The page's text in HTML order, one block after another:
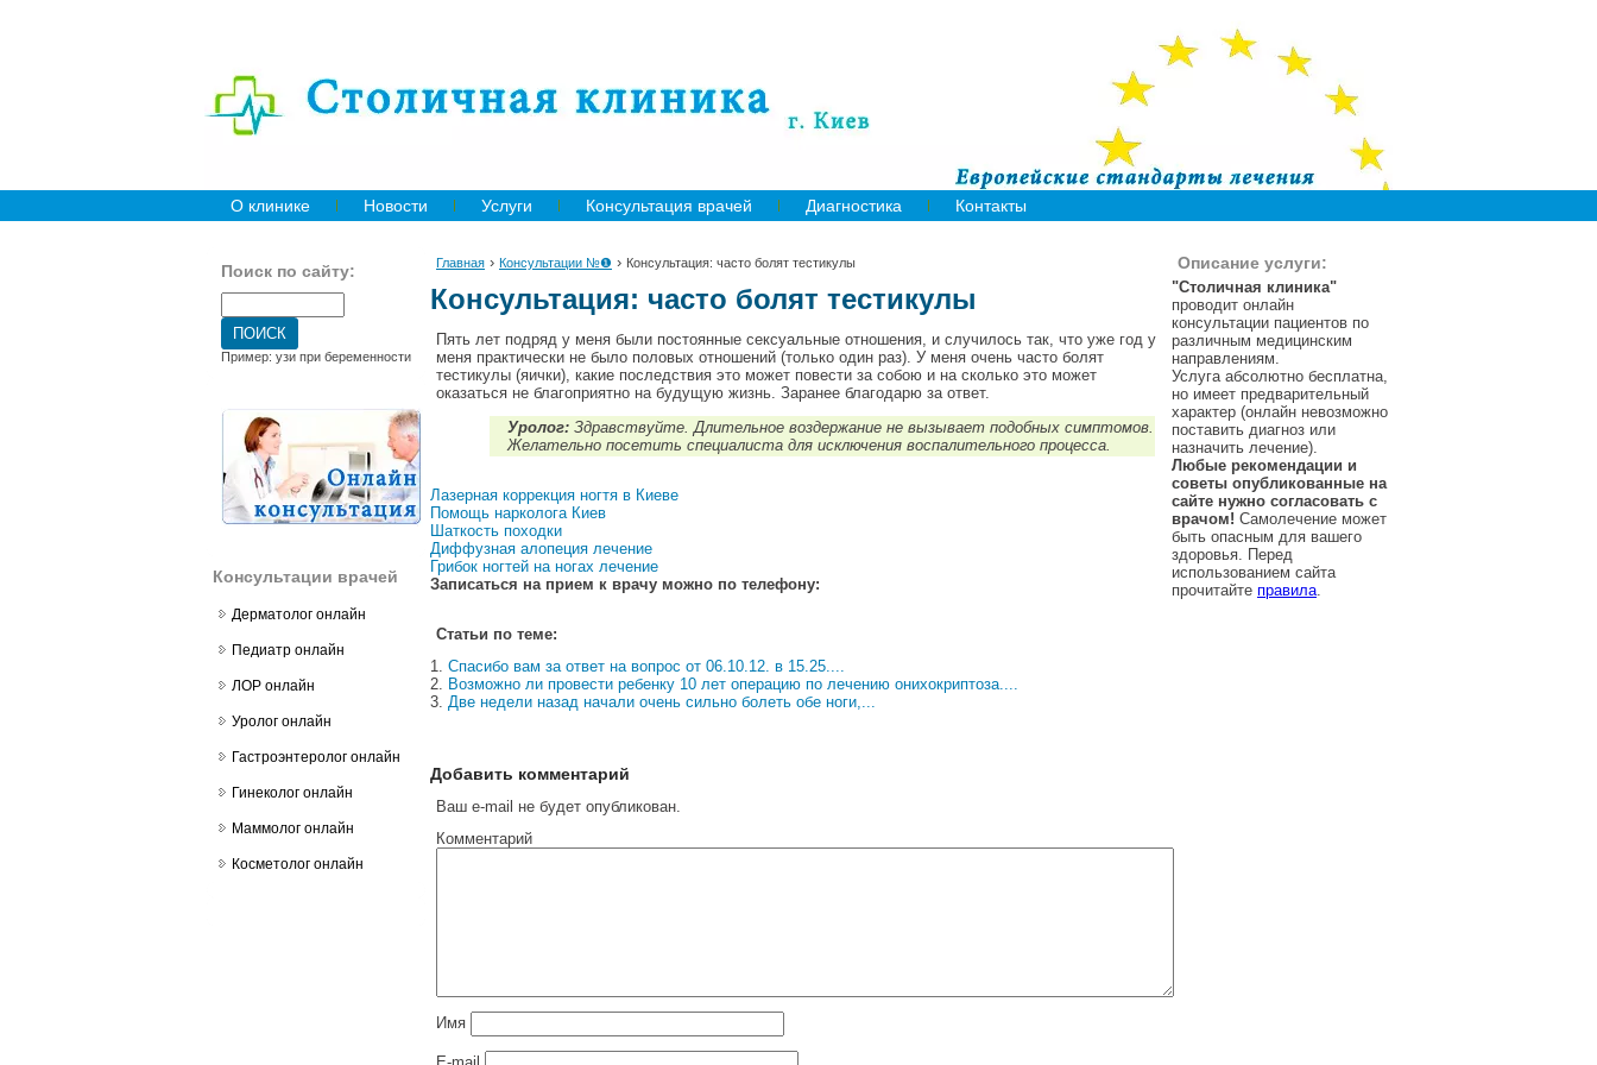
О клинике Новости Услуги Консультация врачей Диагностика Контакты
Поиск по сайту:
Пример: узи при беременности
Консультации врачей
Дерматолог онлайн
Педиатр онлайн
ЛОР онлайн
Уролог онлайн
Гастроэнтеролог онлайн
Гинеколог онлайн
Маммолог онлайн
Косметолог онлайн
Главная › Консультации №❶ › Консультация: часто болят тестикулы
Консультация: часто болят тестикулы
Пять лет подряд у меня были постоянные сексуальные отношения, и случилось так, что уже год у
меня практически не было половых отношений (только один раз). У меня очень часто болят
тестикулы (яички), какие последствия это может повести за собою и на сколько это может
оказаться не благоприятно на будущую жизнь. Заранее благодарю за ответ.
Уролог: Здравствуйте. Длительное воздержание не вызывает подобных симптомов.
Желательно посетить специалиста для исключения воспалительного процесса.
Лазерная коррекция ногтя в Киеве
Помощь нарколога Киев
Шаткость походки
Диффузная алопеция лечение
Грибок ногтей на ногах лечение
Записаться на прием к врачу можно по телефону:
Статьи по теме:
Спасибо вам за ответ на вопрос от 06.10.12. в 15.25....
Возможно ли провести ребенку 10 лет операцию по лечению онихокриптоза....
Две недели назад начали очень сильно болеть обе ноги,...
Добавить комментарий
Ваш e-mail не будет опубликован.
Комментарий
Имя
Описание услуги:
"Столичная клиника"
проводит онлайн
консультации пациентов по
различным медицинским
направлениям.
Услуга абсолютно бесплатна,
но имеет предварительный
характер (онлайн невозможно
поставить диагноз или
назначить лечение).
Любые рекомендации и
советы опубликованные на
сайте нужно согласовать с
врачом! Самолечение может
быть опасным для вашего
здоровья. Перед
использованием сайта
прочитайте правила.